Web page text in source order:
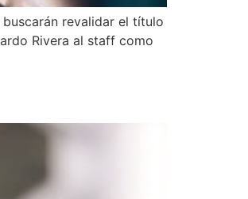
revalidar el título
Rivera al staff como